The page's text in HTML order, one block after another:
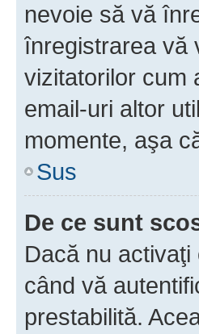
nevoie să vă
înregistrarea vă
vizitatorilor cum
email-uri altor
momente, aşa
Sus
De ce sunt
Dacă nu
când vă
prestabilită.